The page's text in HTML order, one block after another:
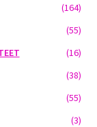
(164)
(55)
(16)
(38)
(55)
(3)